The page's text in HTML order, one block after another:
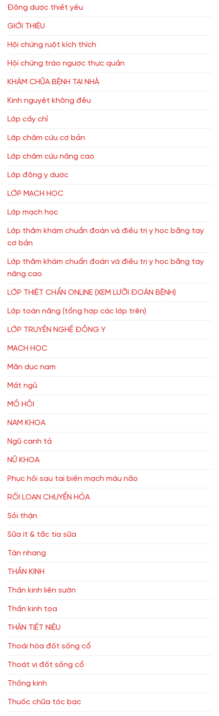
Đông dược thiết yếu
GIỚI THIỆU
Hội chứng ruột kích thích
Hội chứng trào ngược thực quản
KHÁM CHỮA BỆNH TẠI NHÀ
Kinh nguyệt không đều
Lớp cấy chỉ
Lớp châm cứu cơ bản
Lớp châm cứu nâng cao
Lớp đông y dược
LỚP MẠCH HỌC
Lớp mạch học
Lớp thăm khám chuẩn đoán và điều trị y học bằng tay
cơ bản
Lớp thăm khám chuẩn đoán và điều trị y học bằng tay
nâng cao
LỚP THIỆT CHẨN ONLINE (XEM LƯỠI ĐOÁN BỆNH)
Lớp toàn năng (tổng hợp các lớp trên)
LỚP TRUYỀN NGHỀ ĐÔNG Y
MẠCH HỌC
Mãn dục nam
Mất ngủ
MỒ HÔI
NAM KHOA
Ngũ canh tả
NỮ KHOA
Phục hồi sau tai biến mạch máu não
RỐI LOẠN CHUYỂN HÓA
Sỏi thận
Sữa ít & tắc tia sữa
Tàn nhang
THẦN KINH
Thần kinh liên sườn
Thần kinh tọa
THẬN TIẾT NIỆU
Thoái hóa đốt sống cổ
Thoát vị đốt sống cổ
Thống kinh
Thuốc chữa tóc bạc